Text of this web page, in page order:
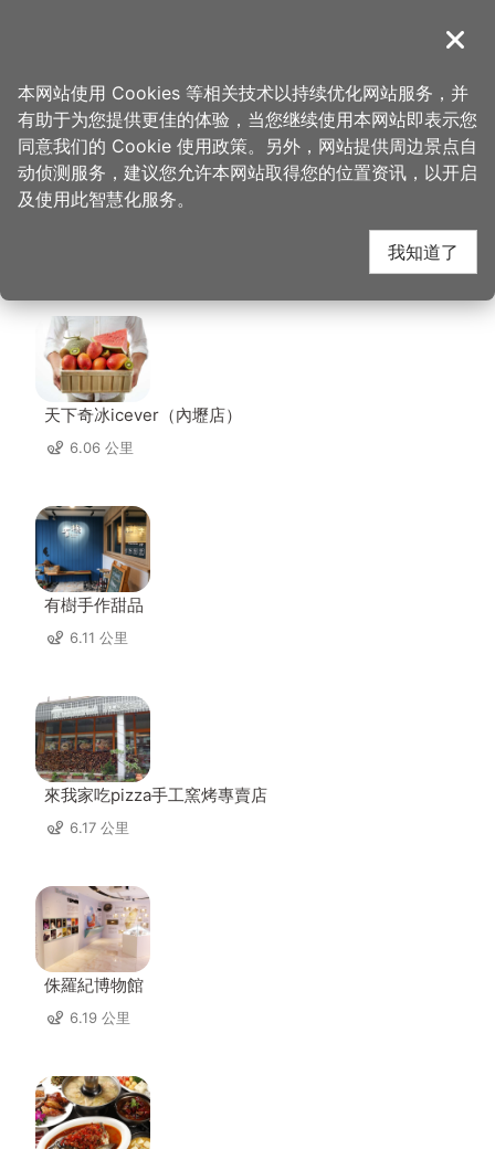
導覽
首页 > 想去的地方 > 美食、购物 > 良兴电子-桃园复兴店
良兴电子-桃园复兴店
周边店家
天下奇冰icever（內壢店）
6.06 公里
有樹手作甜品
6.11 公里
來我家吃pizza手工窯烤專賣店
6.17 公里
侏羅紀博物館
6.19 公里
关闭
本网站使用 Cookies 等相关技术以持续优化网站服务，并
有助于为您提供更佳的体验，当您继续使用本网站即表示您
同意我们的 Cookie 使用政策。另外，网站提供周边景点自
动侦测服务，建议您允许本网站取得您的位置资讯，以开启
及使用此智慧化服务。
我知道了